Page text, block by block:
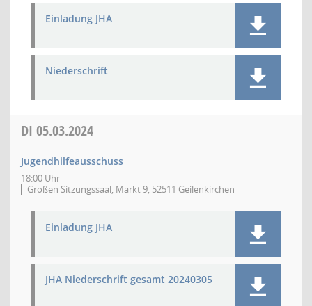
Einladung JHA
Niederschrift
DI 05.03.2024
Jugendhilfeausschuss
18:00 Uhr
Großen Sitzungssaal, Markt 9, 52511 Geilenkirchen
Einladung JHA
JHA Niederschrift gesamt 20240305